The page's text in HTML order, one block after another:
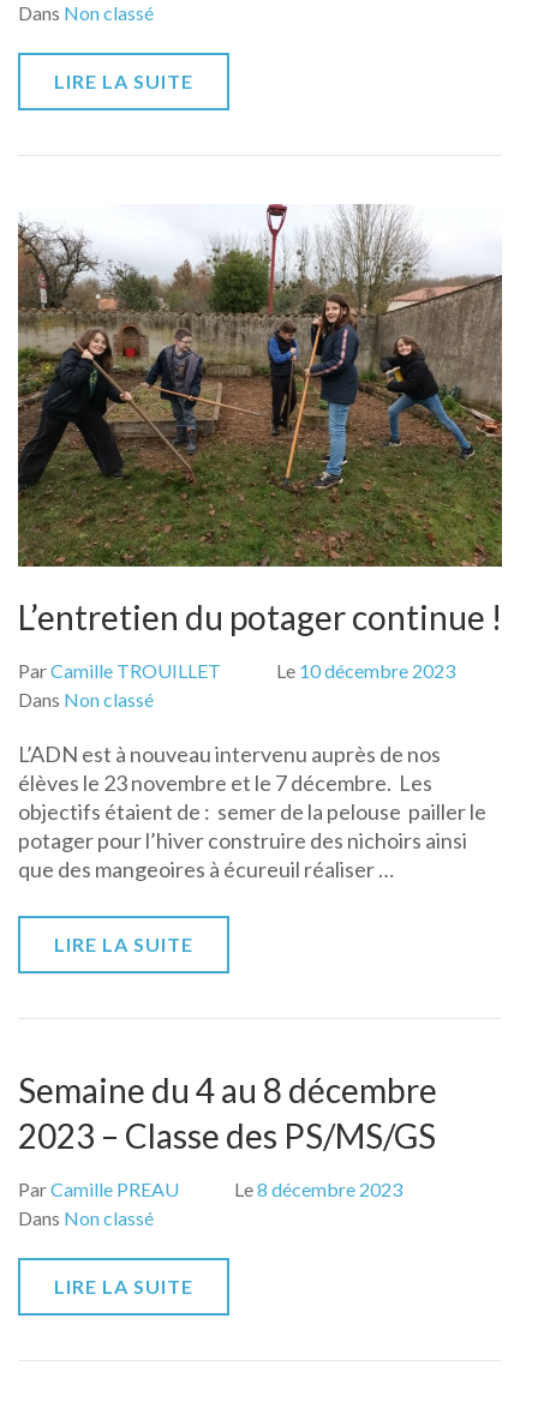
Dans Non classé
LIRE LA SUITE
L’entretien du potager continue !
ParCamille TROUILLET Le 10 décembre 2023
Dans Non classé
L’ADN est à nouveau intervenu auprès de nos
élèves le 23 novembre et le 7 décembre. Les
objectifs étaient de : semer de la pelouse pailler le
potager pour l’hiver construire des nichoirs ainsi
que des mangeoires à écureuil réaliser …
LIRE LA SUITE
Semaine du 4 au 8 décembre
2023 – Classe des PS/MS/GS
ParCamille PREAU Le8 décembre 2023
Dans Non classé
LIRE LA SUITE